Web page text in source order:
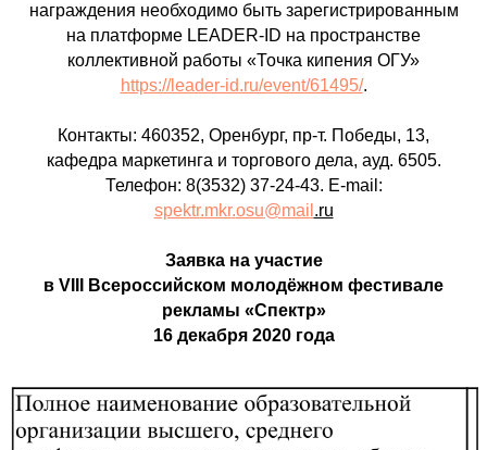
награждения необходимо быть зарегистрированным
на платформе LEADER-ID на пространстве
коллективной работы «Точка кипения ОГУ»
https://leader-id.ru/event/61495/.
Контакты: 460352, Оренбург, пр-т. Победы, 13,
кафедра маркетинга и торгового дела, ауд. 6505.
Телефон: 8(3532) 37-24-43. Е-mail:
spektr.mkr.osu@mail .ru
Заявка на участие
в VIII
Всероссийском молодёжном фестивале
рекламы «Спектр»
16 декабря 2020 года